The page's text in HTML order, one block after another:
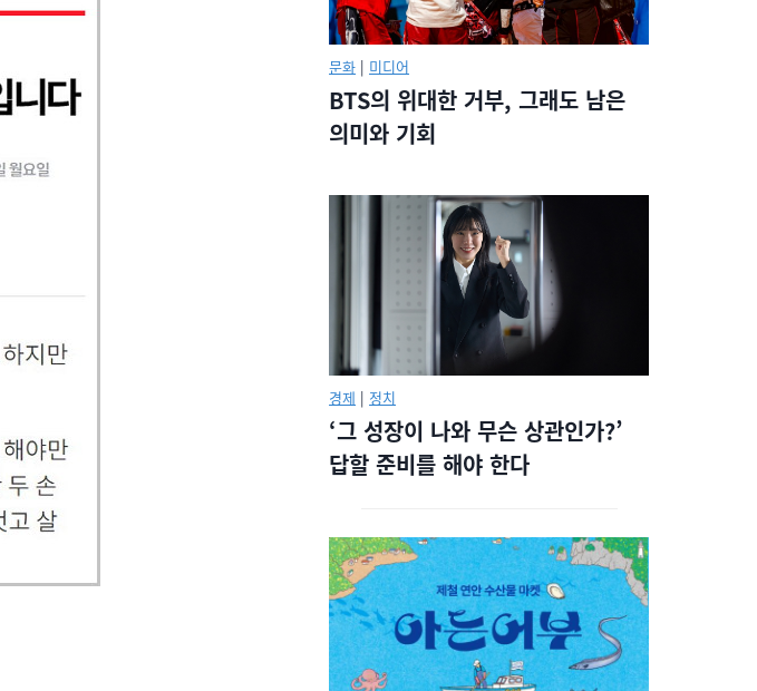
문화 | 미디어
BTS의 위대한 거부, 그래도 남은
의미와 기회
경제 | 정치
‘그 성장이 나와 무슨 상관인가?’
답할 준비를 해야 한다